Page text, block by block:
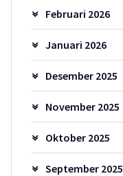
Februari 2026
Januari 2026
Desember 2025
November 2025
Oktober 2025
September 2025